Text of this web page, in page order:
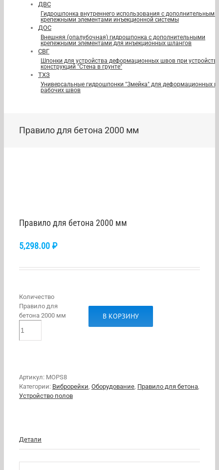
ДВС
Гидрошпонка внутреннего использования с дополнительными
крепежными элементами инъекционной системы
ДОС
Внешняя (опалубочная) гидрошпонка с дополнительными
крепежными элементами для инъекционных шлангов
СВГ
Шпонки для устройства деформационных швов при
конструкций "Стена в грунте"
ТХЗ
Универсальные гидрошпонки "Змейка" для деформационных и
рабочих швов
Правило для бетона 2000 мм
Правило для бетона 2000 мм
5,298.00 ₽
Количество
Правило для
бетона 2000 мм
В КОРЗИНУ
Артикул: MOPS8
Категории: Виброрейки, Оборудование, Правило для бетона,
Устройство полов
Детали